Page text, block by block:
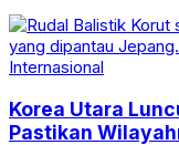
Internasional
Korea Utara
Pastikan